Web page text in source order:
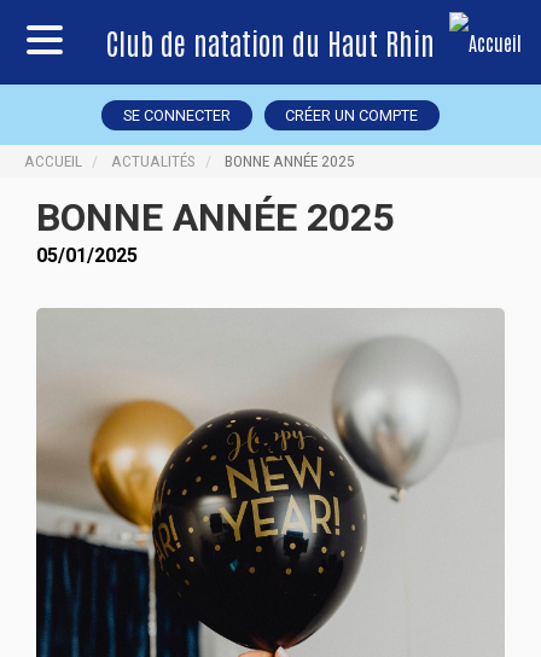
Club de natation du Haut Rhin
SE CONNECTER CRÉER UN COMPTE
ACCUEIL ACTUALITÉS BONNE ANNÉE 2025
BONNE ANNÉE 2025
05/01/2025